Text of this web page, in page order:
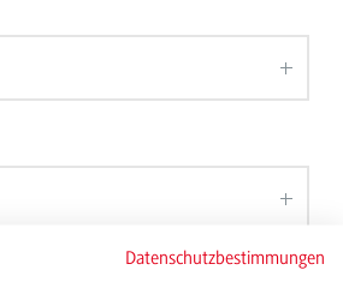
Datenschutzbestimmungen